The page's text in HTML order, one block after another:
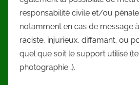
responsabilité civile et/ou pénale
notamment en cas de message
raciste, injurieux, diffamant, ou
quel que soit le support utilisé
photographie…).